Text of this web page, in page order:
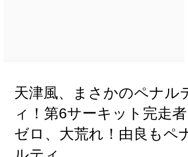
天津風、まさかのペナルテ
ィ！第6サーキット完走者